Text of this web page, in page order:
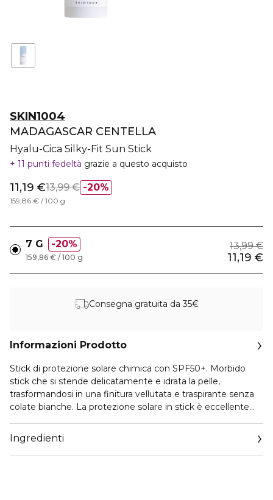
SKIN1004
MADAGASCAR CENTELLA
Hyalu-Cica Silky-Fit Sun Stick
11 punti fedeltà grazie a questo acquisto
20%
11,19 €13,99 €
159,86 € / 100 g
7 G 20% 13,99 €
11,19 €
159,86 € / 100 g
Consegna gratuita da 35€
Informazioni Prodotto
Stick di protezione solare chimica con SPF50+. Morbido
stick che si stende delicatamente e idrata la pelle,
trasformandosi in una finitura vellutata e traspirante senza
colate bianche. La protezione solare in stick è eccellente
i pori e controlla la produzione di sebo. La foglia di agave blu
rimuove le cellule morte ostinate per una pelle liscia. Il
derivato della vitamina E aiuta a prevenire i danni
Ingredienti